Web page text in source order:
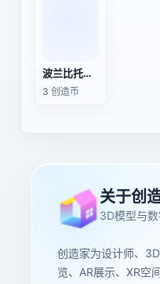
波兰比托姆（Bytom）圣心教堂
3 创造币
关于创
3D模型与
创造家为设计师、
览、AR展示、XR空